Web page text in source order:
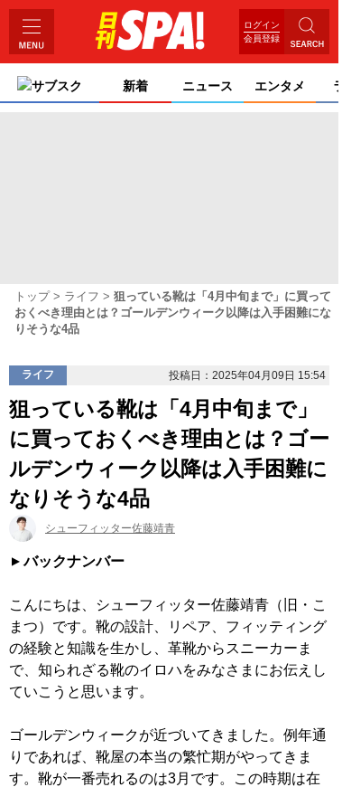
ログイン
会員登録
サブスク 新着 ニュース エンタメ
トップ ライフ
狙っている靴は「4月中旬まで」に買って
おくべき理由とは？ゴールデンウィーク以降は入手困難にな
りそうな4品
ライフ 投稿日：2025年04月09日 15:54
狙っている靴は「4月中旬まで」
に買っておくべき理由とは？ゴー
ルデンウィーク以降は入手困難に
なりそうな4品
シューフィッター佐藤靖青
バックナンバー
こんにちは、シューフィッター佐藤靖青（旧・こ
まつ）です。靴の設計、リペア、フィッティング
の経験と知識を生かし、革靴からスニーカーま
で、知られざる靴のイロハをみなさまにお伝えし
ていこうと思います。
ゴールデンウィークが近づいてきました。例年通
りであれば、靴屋の本当の繁忙期がやってきま
す。靴が一番売れるのは3月です。この時期は在